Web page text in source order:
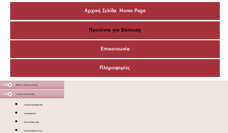
Αρχική Σελίδα Home Page
Προϊόντα για Βάπτιση
Επικοινωνία
Πληροφορίες
Μάσκες Προστατευτικές
Ξύλινες Κατασκευές
Ξύλινα Διακοσμητικά
Κουκλόσπιτα
Κουτιά Βάπτισης
Κουτιά Καλλυντικών